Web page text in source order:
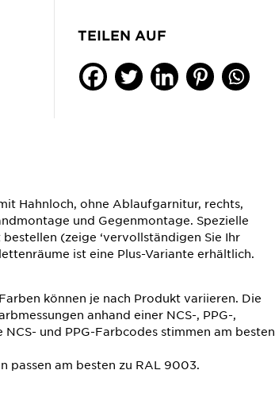
TEILEN AUF
Hahnloch, ohne Ablaufgarnitur, rechts,
und Gegenmontage. Spezielle
(zeige ‘vervollständigen Sie Ihr
ist eine Plus-Variante erhältlich.
können je nach Produkt variieren. Die
anhand einer NCS-, PPG-,
NCS- und PPG-Farbcodes stimmen am besten
passen am besten zu RAL 9003.